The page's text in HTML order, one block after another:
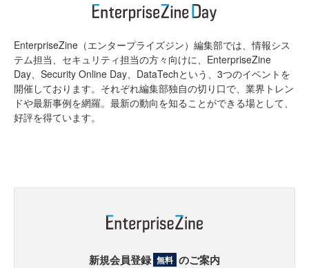
EnterpriseZine（エンタープライズジン）編集部では、情報シス
テム担当、セキュリティ担当の方々向けに、EnterpriseZine
Day、Security Online Day、DataTechという、3つのイベントを
開催しております。それぞれ編集部独自の切り口で、業界トレン
ドや最新事例を網羅。最新の動向を知ることができる場として、
好評を得ています。
新規会員登録 無料 のご案内